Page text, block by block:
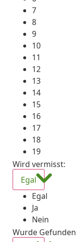
7
8
9
10
11
12
13
14
15
16
17
18
19
Wird vermisst:
Egal
Egal
Ja
Nein
Wurde Gefunden